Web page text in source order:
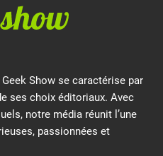
Show se caractérise par
ses choix éditoriaux. Avec
notre média réunit l’une
passionnées et